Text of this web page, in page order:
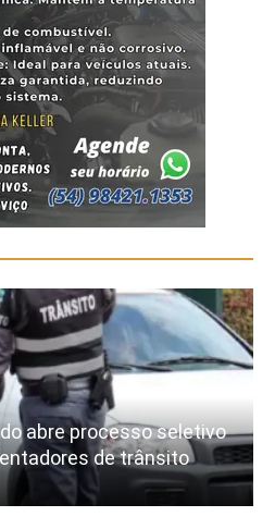
abre processo seletivo
de trânsito